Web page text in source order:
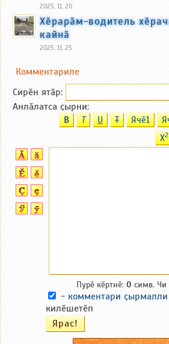
2025, 11, 20
Хӗрарӑм-водитель
кайнӑ
2025, 11, 25
Комментариле
Сирӗн ятӑp:
Анлӑлатса ҫырни:
B T U T Ячӗ1
X2
Пурӗ кӗртнӗ: 0 симв. Чи
- комментари ҫырмалли
килӗшетӗп